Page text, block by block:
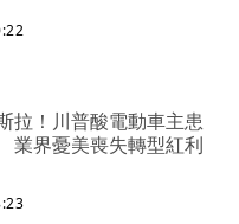
拉！川普酸電動車主患
業界憂美喪失轉型紅利